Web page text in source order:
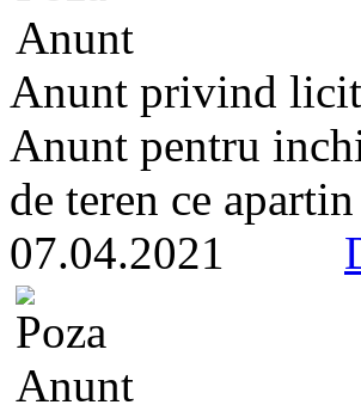
Anunt privind
Anunt pentru
de teren ce
07.04.2021